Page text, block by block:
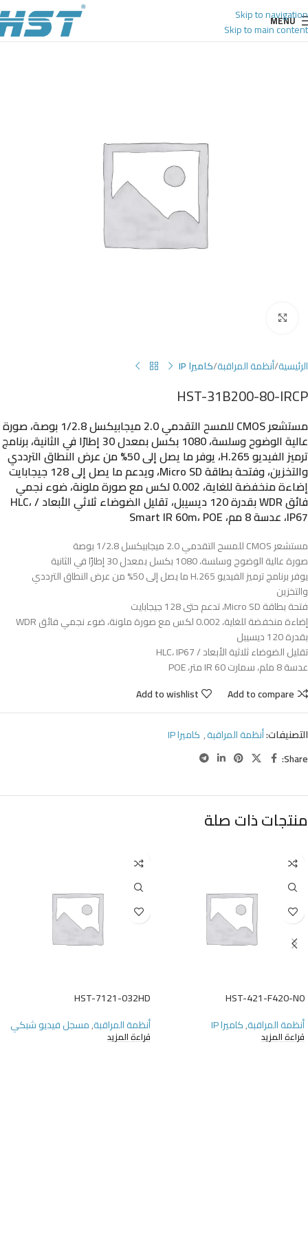
Skip to navigation
Skip to main content
MENU
الرئيسية أنظمة المراقبة كاميرا IP
HST-31B200-80-IRCP
مستشعر CMOS للمسح التقدمي 2.0 ميجابيكسل 1/2.8 بوصة، صورة
عالية الوضوح وسلسة، 1080 بكسل بمعدل 30 إطارًا في الثانية، برنامج
ترميز الفيديو H.265، يوفر ما يصل إلى 50% من عرض النطاق الترددي
والتخزين، وفتحة بطاقة Micro SD، ويدعم ما يصل إلى 128 جيجابايت
إضاءة منخفضة للغاية، 0.002 لكس مع صورة ملونة، ضوء نجمي
فائق WDR بقدرة 120 ديسيبل، تقليل الضوضاء ثلاثي الأبعاد / HLC،
IP67، عدسة 8 مم، Smart IR 60m، POE
مستشعر CMOS للمسح التقدمي 2.0 ميجابيكسل 1/2.8 بوصة
صورة عالية الوضوح وسلسة، 1080 بكسل بمعدل 30 إطارًا في الثانية
يوفر برنامج ترميز الفيديو H.265 ما يصل إلى 50% من عرض النطاق الترددي
والتخزين
فتحة بطاقة Micro SD، تدعم حتى 128 جيجابايت
إضاءة منخفضة للغاية، 0.002 لكس مع صورة ملونة، ضوء نجمي فائق WDR
بقدرة 120 ديسيبل
تقليل الضوضاء ثلاثية الأبعاد / HLC، IP67
عدسة 8 ملم، سمارت IR 60 متر، POE
Add to compare
Add to wishlist
التصنيفات:أنظمة المراقبة, كاميرا IP
Share:
منتجات ذات صلة
HST-421-F420-N0
أنظمة المراقبة,كاميرا IP
قراءة المزيد
HST-7121-032HD
أنظمة المراقبة,مسجل فيديو شبكي
قراءة المزيد